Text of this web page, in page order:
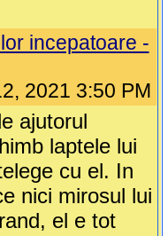
incepatoare -
2021 3:50 PM
ajutorul
laptele lui
cu el. In
nici mirosul lui
el e tot